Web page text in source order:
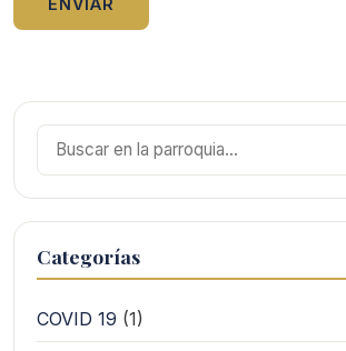
Buscar:
Categorías
COVID 19 (1)